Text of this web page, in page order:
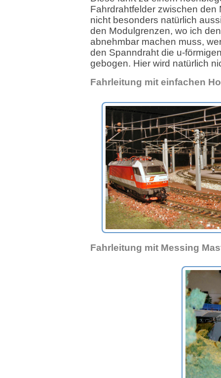
Fahrdrahtfelder zwischen den
nicht besonders natürlich
den Modulgrenzen, wo ich
abnehmbar machen muss,
den Spanndraht die u-
gebogen. Hier wird natürlich
Fahrleitung mit einfachen
Fahrleitung mit Messing